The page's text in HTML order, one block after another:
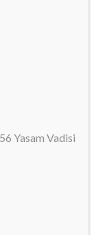
Yasam Vadisi